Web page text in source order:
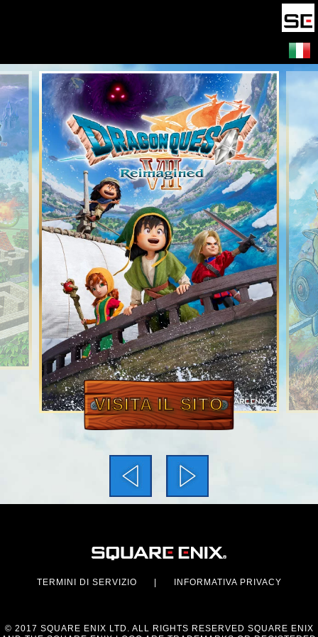
VISITA IL SITO
TERMINI DI SERVIZIO INFORMATIVA PRIVACY
© 2017 SQUARE ENIX LTD. ALL RIGHTS RESERVED SQUARE ENIX